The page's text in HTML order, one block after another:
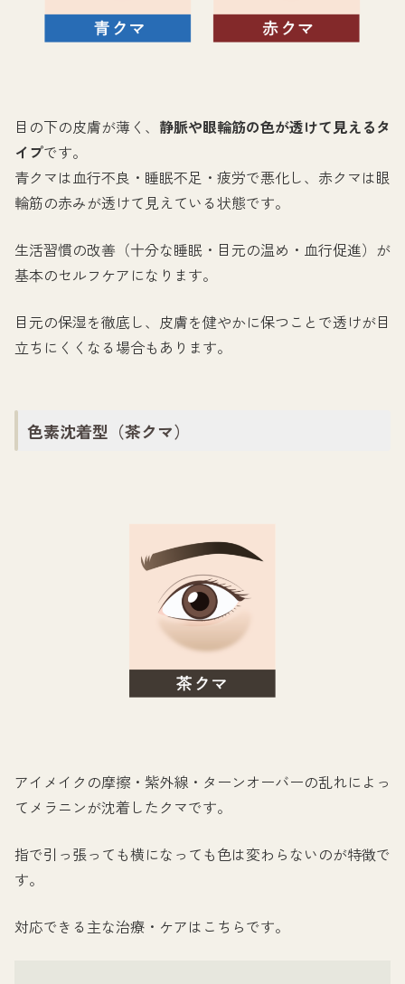
目の下の皮膚が薄く、 静脈や眼輪筋の色が透けて見えるタ
イプです。
青クマは血行不良・睡眠不足・疲労で悪化し、赤クマは眼
輪筋の赤みが透けて見えている状態です。
生活習慣の改善（十分な睡眠・目元の温め・血行促進）が
基本のセルフケアになります。
目元の保湿を徹底し、皮膚を健やかに保つことで透けが目
立ちにくくなる場合もあります。
色素沈着型（茶クマ）
アイメイクの摩擦・紫外線・ターンオーバーの乱れによっ
てメラニンが沈着したクマです。
指で引っ張っても横になっても色は変わらないのが特徴で
す。
対応できる主な治療・ケアはこちらです。